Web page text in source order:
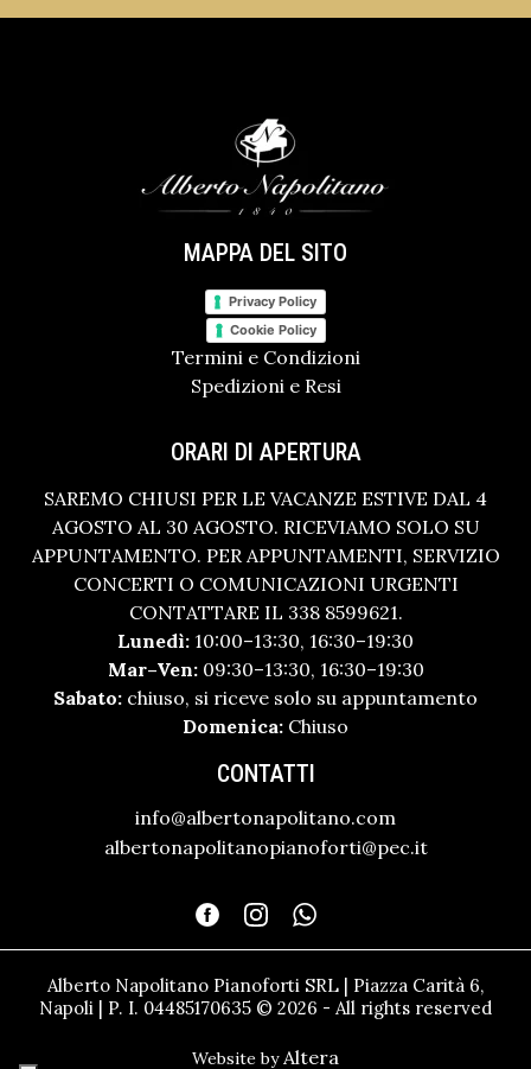
MAPPA DEL SITO
Privacy Policy
Cookie Policy
Termini e Condizioni
Spedizioni e Resi
ORARI DI APERTURA
SAREMO CHIUSI PER LE VACANZE ESTIVE DAL 4
AGOSTO AL 30 AGOSTO. RICEVIAMO SOLO SU
APPUNTAMENTO. PER APPUNTAMENTI, SERVIZIO
CONCERTI O COMUNICAZIONI URGENTI
CONTATTARE IL 338 8599621.
Lunedì: 10:00–13:30, 16:30–19:30
Mar–Ven:09:30–13:30, 16:30–19:30
Sabato: chiuso, si riceve solo su appuntamento
Domenica: Chiuso
CONTATTI
info@albertonapolitano.com
albertonapolitanopianoforti@pec.it
Alberto Napolitano Pianoforti SRL | Piazza Carità 6,
Napoli | P. I. 04485170635 © 2026 - All rights reserved
Website byAltera